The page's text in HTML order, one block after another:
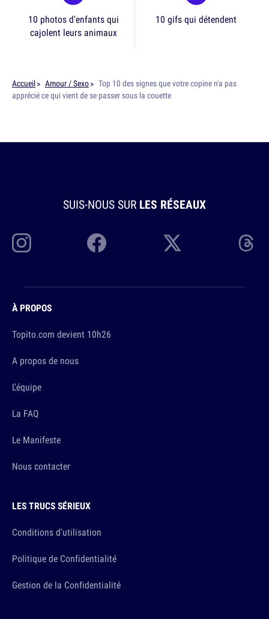
10 photos d'enfants qui
cajolent leurs animaux
10 gifs qui détendent
Accueil Amour / Sexo
Top 10 des signes que votre copine n'a pas
apprécié ce qui vient de se passer sous la couette
SUIS-NOUS SUR LES RÉSEAUX
À PROPOS
Topito.com devient 10h26
A propos de nous
L'équipe
La FAQ
Le Manifeste
Nous contacter
LES TRUCS SÉRIEUX
Conditions d'utilisation
Politique de Confidentialité
Gestion de la Confidentialité